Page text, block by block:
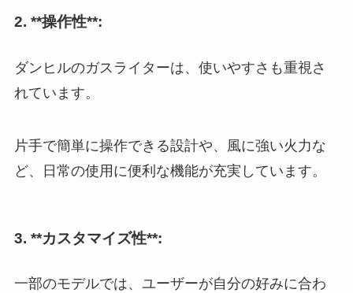
2. **操作性**:
ダンヒルのガスライターは、使いやすさも重視さ
れています。
片手で簡単に操作できる設計や、風に強い火力な
ど、日常の使用に便利な機能が充実しています。
3. **カスタマイズ性**:
一部のモデルでは、ユーザーが自分の好みに合わ